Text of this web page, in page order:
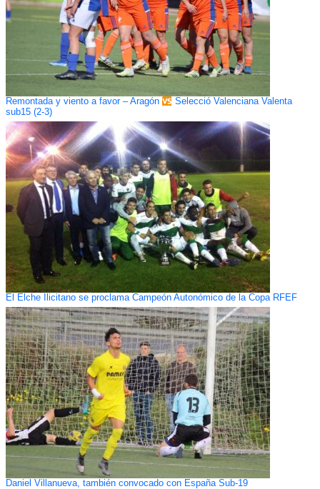
Remontada y viento a favor – Aragón
Selecció Valenciana Valenta
sub15 (2-3)
El Elche Ilicitano se proclama Campeón Autonómico de la Copa RFEF
Daniel Villanueva, también convocado con España Sub-19